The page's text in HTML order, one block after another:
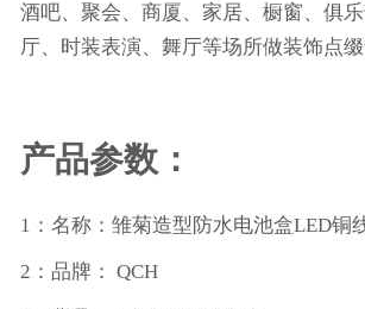
酒吧、聚会、商厦、家居、橱窗、俱
厅、时装表演、舞厅等场所做装饰点缀
产品参数：
1：名称： 雏菊造型防水电池盒LED铜
2：品牌： QCH